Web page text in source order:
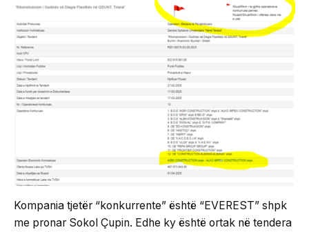
Kompania tjetër “konkurrente” është “EVEREST” shpk
me pronar Sokol Çupin. Edhe ky është ortak në tendera